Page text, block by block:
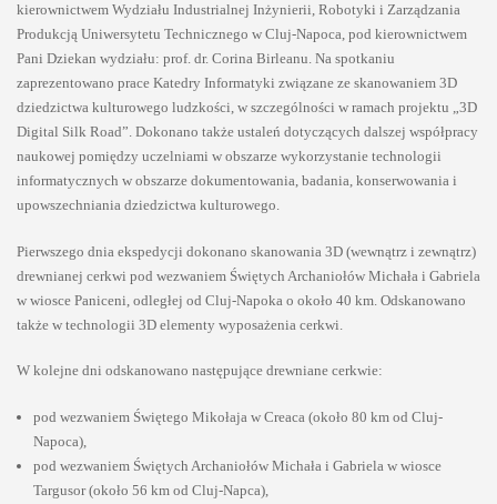
kierownictwem Wydziału Industrialnej Inżynierii, Robotyki i Zarządzania
Produkcją Uniwersytetu Technicznego w Cluj-Napoca, pod kierownictwem
Pani Dziekan wydziału: prof. dr. Corina Birleanu. Na spotkaniu
zaprezentowano prace Katedry Informatyki związane ze skanowaniem 3D
dziedzictwa kulturowego ludzkości, w szczególności w ramach projektu „3D
Digital Silk Road”. Dokonano także ustaleń dotyczących dalszej współpracy
naukowej pomiędzy uczelniami w obszarze wykorzystanie technologii
informatycznych w obszarze dokumentowania, badania, konserwowania i
upowszechniania dziedzictwa kulturowego.
Pierwszego dnia ekspedycji dokonano skanowania 3D (wewnątrz i zewnątrz)
drewnianej cerkwi pod wezwaniem Świętych Archaniołów Michała i Gabriela
w wiosce Paniceni, odległej od Cluj-Napoka o około 40 km. Odskanowano
także w technologii 3D elementy wyposażenia cerkwi.
W kolejne dni odskanowano następujące drewniane cerkwie:
pod wezwaniem Świętego Mikołaja w Creaca (około 80 km od Cluj-
Napoca),
pod wezwaniem Świętych Archaniołów Michała i Gabriela w wiosce
Targusor (około 56 km od Cluj-Napca),